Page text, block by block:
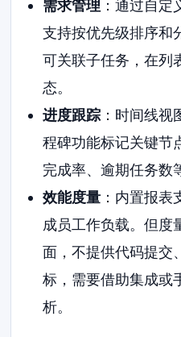
需求管理 ：通过自定
支持按优先级排序和
可关联子任务，在列
态。
进度跟踪：时间线视
程碑功能标记关键节
完成率、逾期任务数
效能度量：内置报表
成员工作负载。但度
面，不提供代码提交
标，需要借助集成或
析。